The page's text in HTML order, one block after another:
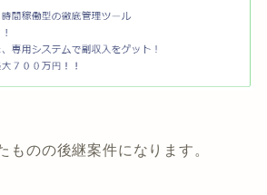
ものの後継案件になります。